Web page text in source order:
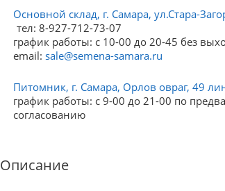
Основной склад, г. Самара, ул.Стара-
тел: 8-927-712-73-07
график работы: с 10-00 до 20-45 без
email: sale@semena-samara.ru
Питомник, г. Самара, Орлов овраг, 49
график работы: с 9-00 до 21-00 по
согласованию
Описание